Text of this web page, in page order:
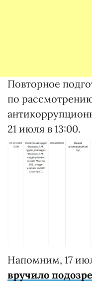
Повторное
по
21 июля в 13:00.
Напомним, 17
вручило